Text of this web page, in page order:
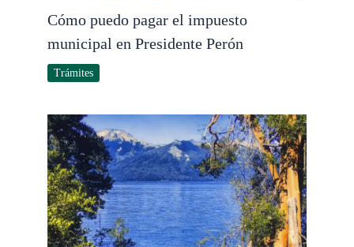
Cómo puedo pagar el impuesto
municipal en Presidente Perón
Trámites